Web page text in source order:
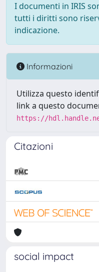
I documenti in IRIS
tutti i diritti sono
indicazione.
Informazioni
Utilizza questo
link a questo
https://
Citazioni
social impact